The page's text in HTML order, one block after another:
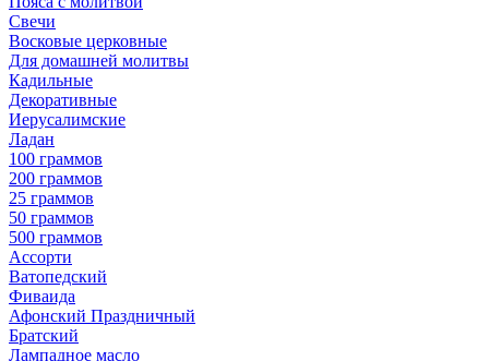
Свечи
Восковые церковные
Для домашней молитвы
Кадильные
Декоративные
Иерусалимские
Ладан
100 граммов
200 граммов
25 граммов
50 граммов
500 граммов
Ассорти
Ватопедский
Фиваида
Афонский Праздничный
Братский
Лампадное масло